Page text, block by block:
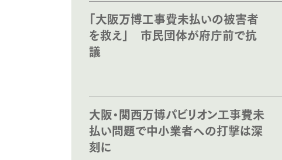
「大阪万博工事費未払いの被害者
を救え」 市民団体が府庁前で抗
議
大阪・関西万博パビリオン工事費未
払い問題で中小業者への打撃は深
刻に